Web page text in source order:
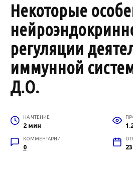
Некоторые
регуляции
иммунной
Д.О.
НА ЧТЕНИЕ
2 мин
КОММЕНТАРИИ
0